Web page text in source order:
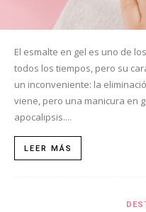
El esmalte en gel es uno de
todos los tiempos, pero su
un inconveniente: la
viene, pero una manicura en
apocalipsis....
LEER MÁS